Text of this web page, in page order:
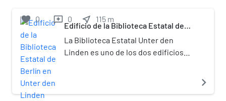
favorite 0 reviews 0 near_me 115 m
Edificio de la Biblioteca Estatal de
La Biblioteca Estatal Unter den
Linden es uno de los dos edificios
navigate_next